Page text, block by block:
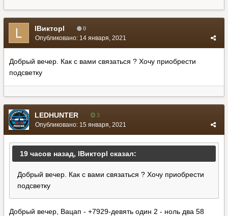
lВикторl 0
Опубликовано: 14 января, 2021
Добрый вечер. Как с вами связаться ? Хочу приобрести
подсветку
LEDHUNTER 3
Опубликовано: 15 января, 2021
19 часов назад, lВикторl сказал:
Добрый вечер. Как с вами связаться ? Хочу приобрести
подсветку
Добрый вечер, Вацап - +7929-девять один 2 - ноль два 58